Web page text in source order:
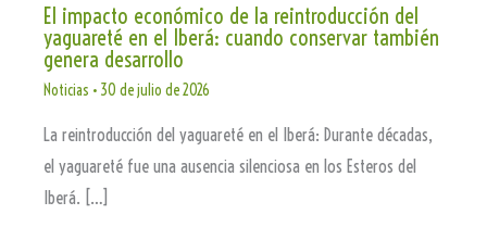
El impacto económico de la reintroducción del
yaguareté en el Iberá: cuando conservar también
genera desarrollo
Noticias • 30 de julio de 2026
La reintroducción del yaguareté en el Iberá: Durante décadas,
el yaguareté fue una ausencia silenciosa en los Esteros del
Iberá. […]